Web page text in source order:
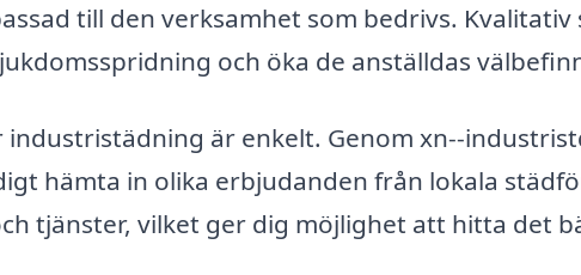
till den verksamhet som bedrivs.
och öka de anställdas
är enkelt. Genom xn--
hämta in olika erbjudanden från lokala
tjänster, vilket ger dig möjlighet att hitta det